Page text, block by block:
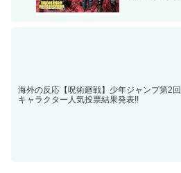
海外の反応【呪術廻戦】少年ジャンプ第2回
キャラクター人気投票結果発表!!